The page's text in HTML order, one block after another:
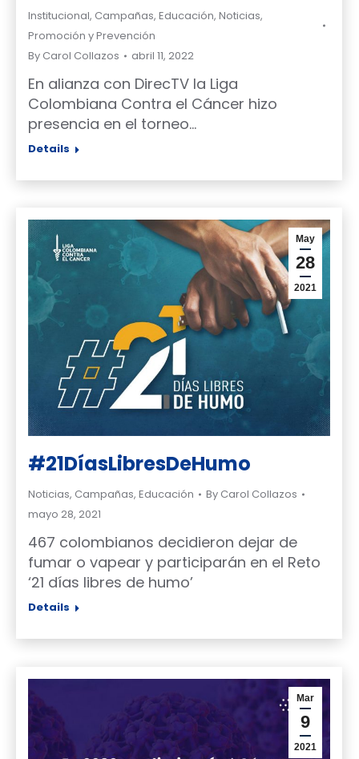
Institucional, Campañas, Educación, Noticias,
Promoción y Prevención
By Carol Collazos abril 11, 2022
En alianza con DirecTV la Liga
Colombiana Contra el Cáncer hizo
presencia en el torneo…
Details
May
28
2021
#21DíasLibresDeHumo
Noticias, Campañas, Educación By Carol Collazos
mayo 28, 2021
467 colombianos decidieron dejar de
fumar o vapear y participarán en el Reto
‘21 días libres de humo’
Details
Mar
9
2021